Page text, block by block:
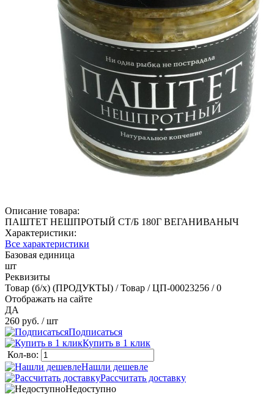
Описание товара:
ПАШТЕТ НЕШПРОТЫЙ СТ/Б 180Г ВЕГАНИВАНЫЧ
Характеристики:
Все характеристики
Базовая единица
шт
Реквизиты
Товар (б/х) (ПРОДУКТЫ) / Товар / ЦП-00023256 / 0
Отображать на сайте
ДА
260 руб. / шт
Подписаться
Купить в 1 клик
Кол-во:
Нашли дешевле
Рассчитать доставку
Недоступно